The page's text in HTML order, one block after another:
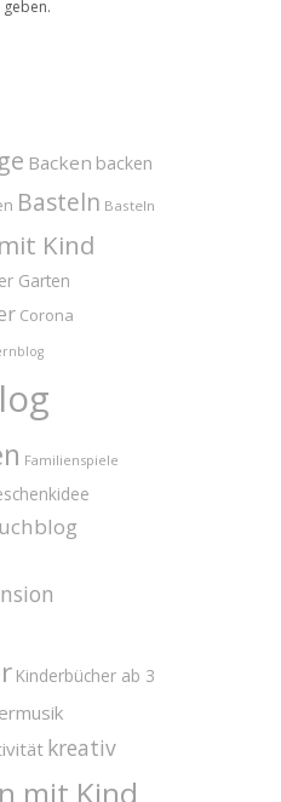
Backen backen
Basteln Basteln
Kind
Garten
Corona
Familienspiele
Kinderbücher ab 3
kreativ
mit Kind